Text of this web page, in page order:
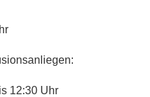
12:30 Uhr